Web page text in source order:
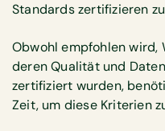
Standards zertifizieren
Obwohl empfohlen wird,
deren Qualität und
zertifiziert wurden,
Zeit, um diese Kriterien